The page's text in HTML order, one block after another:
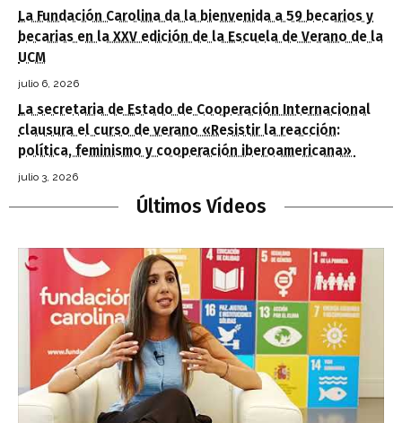
La Fundación Carolina da la bienvenida a 59 becarios y
becarias en la XXV edición de la Escuela de Verano de la
UCM
julio 6, 2026
La secretaria de Estado de Cooperación Internacional
clausura el curso de verano «Resistir la reacción:
política, feminismo y cooperación iberoamericana»
julio 3, 2026
Últimos Vídeos